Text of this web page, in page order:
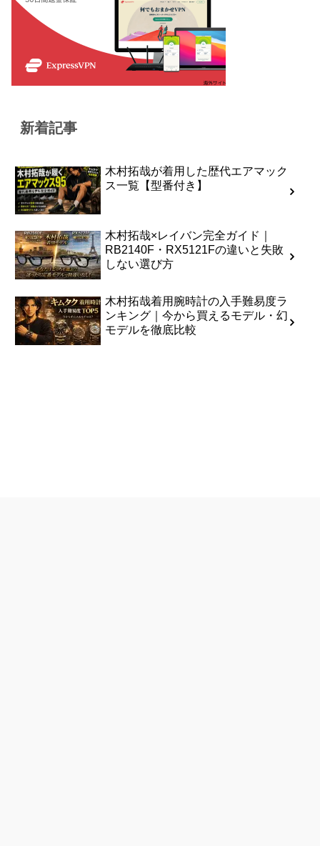
新着記事
木村拓哉が着用した歴代エアマック
ス一覧【型番付き】
木村拓哉×レイバン完全ガイド｜
RB2140F・RX5121Fの違いと失敗
しない選び方
木村拓哉着用腕時計の入手難易度ラ
ンキング｜今から買えるモデル・幻
モデルを徹底比較